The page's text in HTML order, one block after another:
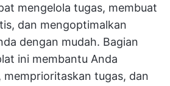
mengelola tugas, membuat
dan mengoptimalkan
dengan mudah. Bagian
ini membantu Anda
tugas, dan